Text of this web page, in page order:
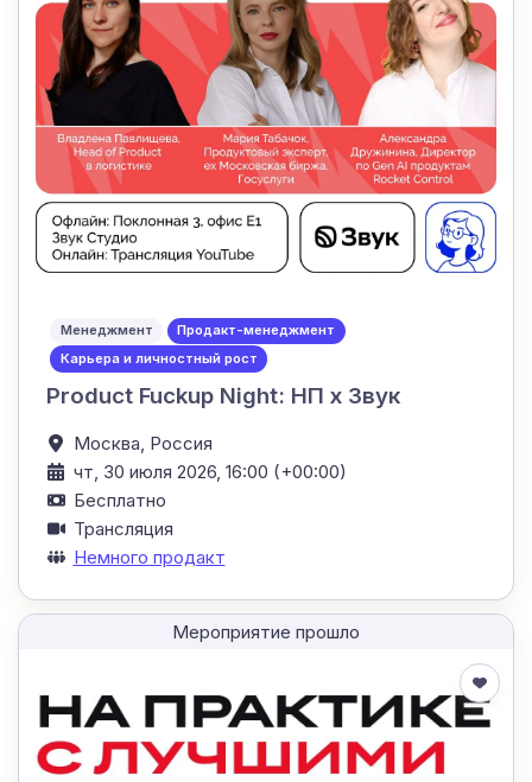
Менеджмент
Продакт-менеджмент
Карьера и личностный рост
Product Fuckup Night: НП х Звук
Москва, Россия
чт, 30 июля 2026, 16:00 (+00:00)
Бесплатно
Трансляция
Немного продакт
Мероприятие прошло